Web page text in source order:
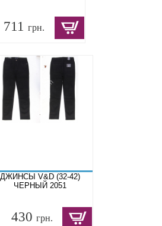
711грн.
ДЖИНСЫ V&D (32-42)
ЧЕРНЫЙ 2051
430 грн.